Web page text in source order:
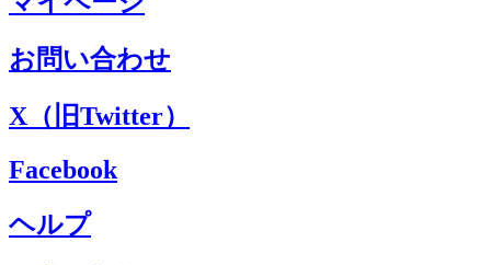
お問い合わせ
X（旧Twitter）
Facebook
ヘルプ